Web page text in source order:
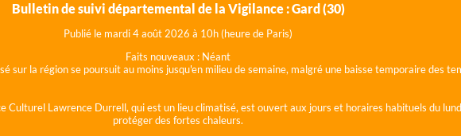
Bulletin de suivi départemental de la Vigilance : Gard (30)
Publié le mardi 4 août 2026 à 10h (heure de Paris)
Faits nouveaux : Néant
sur la région se poursuit au moins jusqu'en milieu de semaine, malgré une baisse temporaire des
Lawrence Durrell, qui est un lieu climatisé, est ouvert aux jours et horaires habituels du
protéger des fortes chaleurs.